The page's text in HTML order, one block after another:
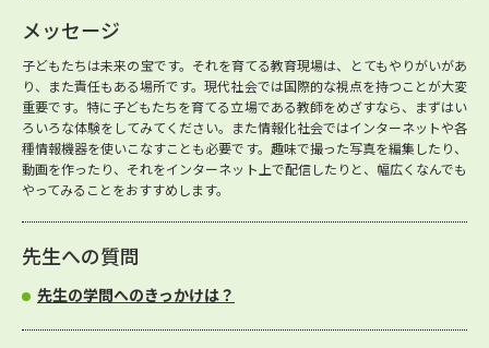
メッセージ
子どもたちは未来の宝です。それを育てる教育現場は、とてもやりがいがあ
り、また責任もある場所です。現代社会では国際的な視点を持つことが大変
重要です。特に子どもたちを育てる立場である教師をめざすなら、まずはい
ろいろな体験をしてみてください。また情報化社会ではインターネットや各
種情報機器を使いこなすことも必要です。趣味で撮った写真を編集したり、
動画を作ったり、それをインターネット上で配信したりと、幅広くなんでも
やってみることをおすすめします。
先生への質問
先生の学問へのきっかけは？